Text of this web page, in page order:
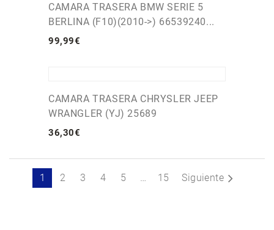
CAMARA TRASERA BMW SERIE 5
BERLINA (F10)(2010->) 66539240...
99,99€
CAMARA TRASERA CHRYSLER JEEP
WRANGLER (YJ) 25689
36,30€
1 2 3 4 5 … 15 Siguiente